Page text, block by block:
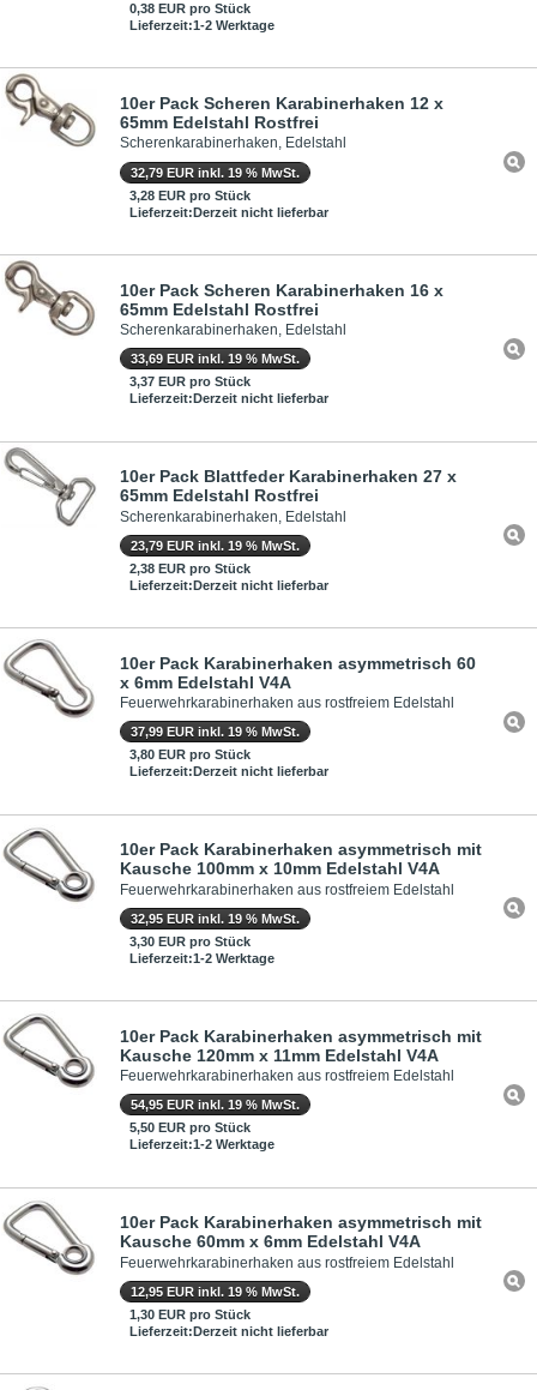
0,38 EUR pro Stück
Lieferzeit:1-2 Werktage
10er Pack Scheren Karabinerhaken 12 x
65mm Edelstahl Rostfrei
Scherenkarabinerhaken, Edelstahl
32,79 EUR inkl. 19 % MwSt.
3,28 EUR pro Stück
Lieferzeit:Derzeit nicht lieferbar
10er Pack Scheren Karabinerhaken 16 x
65mm Edelstahl Rostfrei
Scherenkarabinerhaken, Edelstahl
33,69 EUR inkl. 19 % MwSt.
3,37 EUR pro Stück
Lieferzeit:Derzeit nicht lieferbar
10er Pack Blattfeder Karabinerhaken 27 x
65mm Edelstahl Rostfrei
Scherenkarabinerhaken, Edelstahl
23,79 EUR inkl. 19 % MwSt.
2,38 EUR pro Stück
Lieferzeit:Derzeit nicht lieferbar
10er Pack Karabinerhaken asymmetrisch 60
x 6mm Edelstahl V4A
Feuerwehrkarabinerhaken aus rostfreiem Edelstahl
37,99 EUR inkl. 19 % MwSt.
3,80 EUR pro Stück
Lieferzeit:Derzeit nicht lieferbar
10er Pack Karabinerhaken asymmetrisch mit
Kausche 100mm x 10mm Edelstahl V4A
Feuerwehrkarabinerhaken aus rostfreiem Edelstahl
32,95 EUR inkl. 19 % MwSt.
3,30 EUR pro Stück
Lieferzeit:1-2 Werktage
10er Pack Karabinerhaken asymmetrisch mit
Kausche 120mm x 11mm Edelstahl V4A
Feuerwehrkarabinerhaken aus rostfreiem Edelstahl
54,95 EUR inkl. 19 % MwSt.
5,50 EUR pro Stück
Lieferzeit:1-2 Werktage
10er Pack Karabinerhaken asymmetrisch mit
Kausche 60mm x 6mm Edelstahl V4A
Feuerwehrkarabinerhaken aus rostfreiem Edelstahl
12,95 EUR inkl. 19 % MwSt.
1,30 EUR pro Stück
Lieferzeit:Derzeit nicht lieferbar